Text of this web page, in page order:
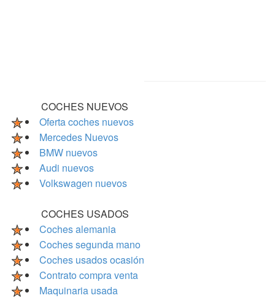
COCHES NUEVOS
Oferta coches nuevos
Mercedes Nuevos
BMW nuevos
Audi nuevos
Volkswagen nuevos
COCHES USADOS
Coches alemania
Coches segunda mano
Coches usados ocasión
Contrato compra venta
Maquinaria usada